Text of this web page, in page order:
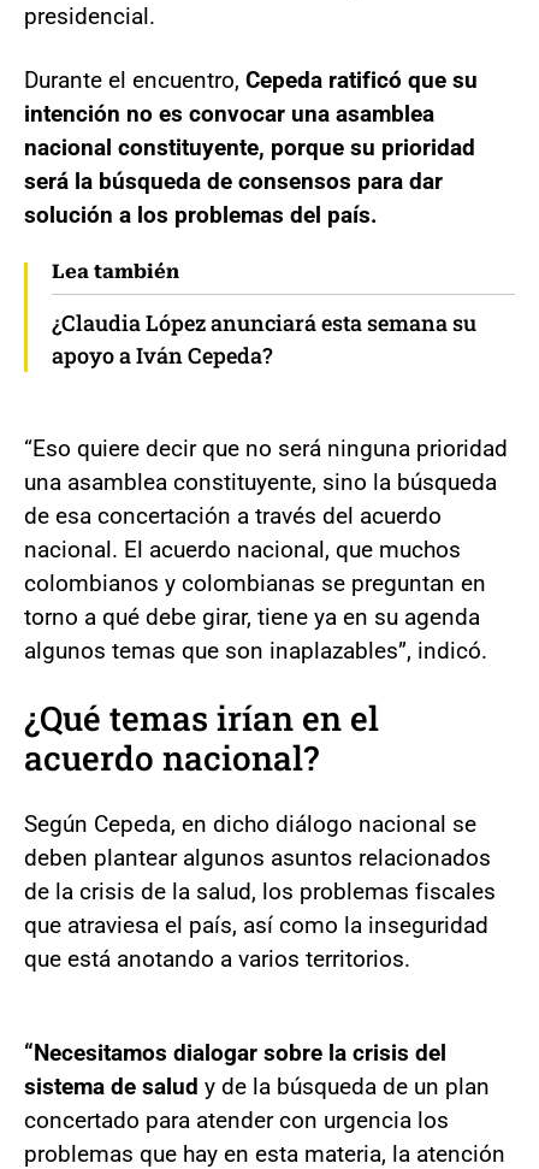
presidencial.
Durante el encuentro, Cepeda ratificó que su
intención no es convocar una asamblea
nacional constituyente, porque su prioridad
será la búsqueda de consensos para dar
solución a los problemas del país.
Lea también
¿Claudia López anunciará esta semana su
apoyo a Iván Cepeda?
“Eso quiere decir que no será ninguna prioridad
una asamblea constituyente, sino la búsqueda
de esa concertación a través del acuerdo
nacional. El acuerdo nacional, que muchos
colombianos y colombianas se preguntan en
torno a qué debe girar, tiene ya en su agenda
algunos temas que son inaplazables”, indicó.
¿Qué temas irían en el
acuerdo nacional?
Según Cepeda, en dicho diálogo nacional se
deben plantear algunos asuntos relacionados
de la crisis de la salud, los problemas fiscales
que atraviesa el país, así como la inseguridad
que está anotando a varios territorios.
“Necesitamos dialogar sobre la crisis del
sistema de salud y de la búsqueda de un plan
concertado para atender con urgencia los
problemas que hay en esta materia, la atención